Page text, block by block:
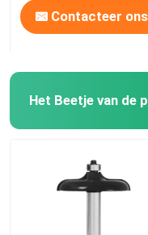
Contacteer ons
Het Beetje van de